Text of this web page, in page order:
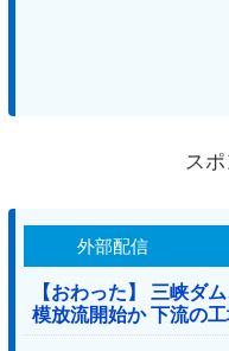
ス
外部配信
【おわった】 三峡ダ
模放流開始か 下流の
る